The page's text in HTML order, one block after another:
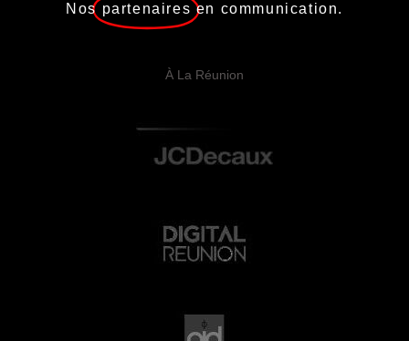
Nos partenaires en communication.
À La Réunion